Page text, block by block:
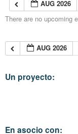
AUG 2026
There are no upcoming
AUG 2026
Un proyecto:
En asocio con: